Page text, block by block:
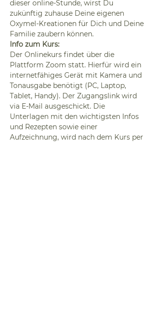
dieser online-Stunde, wirst Du
zukünftig zuhause Deine eigenen
Oxymel-Kreationen für Dich und Deine
Familie zaubern können.
Info zum Kurs:
Der Onlinekurs findet über die
Plattform Zoom statt. Hierfür wird ein
internetfähiges Gerät mit Kamera und
Tonausgabe benötigt (PC, Laptop,
Tablet, Handy). Der Zugangslink wird
via E-Mail ausgeschickt. Die
Unterlagen mit den wichtigsten Infos
und Rezepten sowie einer
Aufzeichnung, wird nach dem Kurs per